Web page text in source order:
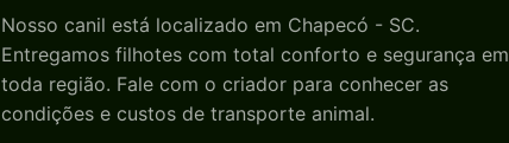
Nosso canil está localizado em Chapecó - SC.
Entregamos filhotes com total conforto e segurança em
toda região. Fale com o criador para conhecer as
condições e custos de transporte animal.